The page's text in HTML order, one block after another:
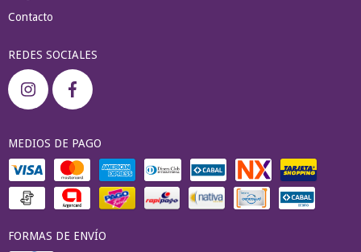
Contacto
REDES SOCIALES
MEDIOS DE PAGO
FORMAS DE ENVÍO